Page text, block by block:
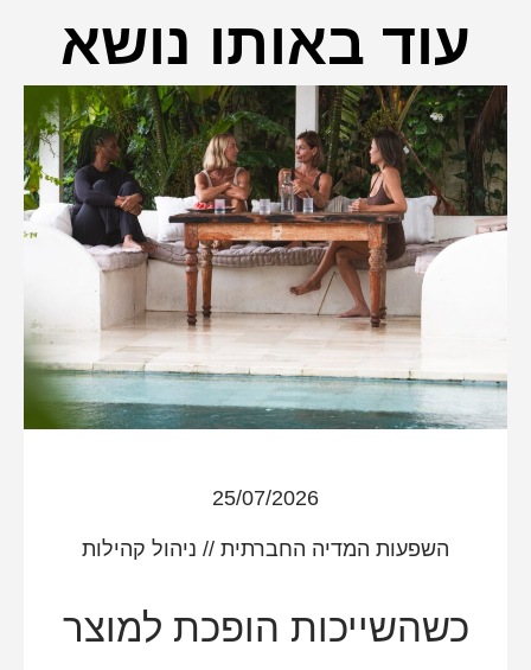
עוד באותו נושא
25/07/2026
השפעות המדיה החברתית// ניהול קהילות
כשהשייכות הופכת למוצר